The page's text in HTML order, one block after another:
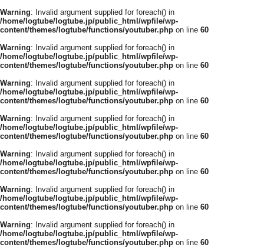
Warning: Invalid argument supplied for foreach() in
/home/logtube/logtube.jp/public_html/wpfile/wp-
content/themes/logtube/functions/youtuber.php on line 60
Warning: Invalid argument supplied for foreach() in
/home/logtube/logtube.jp/public_html/wpfile/wp-
content/themes/logtube/functions/youtuber.php on line 60
Warning: Invalid argument supplied for foreach() in
/home/logtube/logtube.jp/public_html/wpfile/wp-
content/themes/logtube/functions/youtuber.php on line 60
Warning: Invalid argument supplied for foreach() in
/home/logtube/logtube.jp/public_html/wpfile/wp-
content/themes/logtube/functions/youtuber.php on line 60
Warning: Invalid argument supplied for foreach() in
/home/logtube/logtube.jp/public_html/wpfile/wp-
content/themes/logtube/functions/youtuber.php on line 60
Warning: Invalid argument supplied for foreach() in
/home/logtube/logtube.jp/public_html/wpfile/wp-
content/themes/logtube/functions/youtuber.php on line 60
Warning: Invalid argument supplied for foreach() in
/home/logtube/logtube.jp/public_html/wpfile/wp-
content/themes/logtube/functions/youtuber.php on line 60